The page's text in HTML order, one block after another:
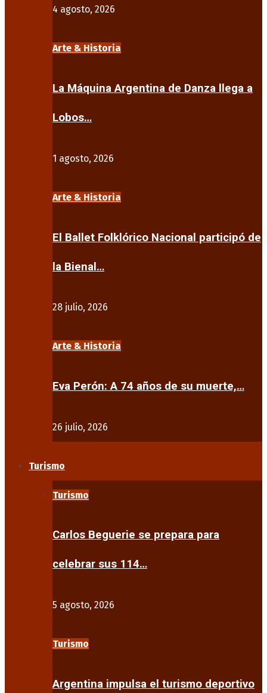
4 agosto, 2026
Arte & Historia
La Máquina Argentina de Danza llega a
Lobos…
1 agosto, 2026
Arte & Historia
El Ballet Folklórico Nacional participó de
la Bienal…
28 julio, 2026
Arte & Historia
Eva Perón: A 74 años de su muerte,…
26 julio, 2026
Turismo
Turismo
Carlos Beguerie se prepara para
celebrar sus 114…
5 agosto, 2026
Turismo
Argentina impulsa el turismo deportivo